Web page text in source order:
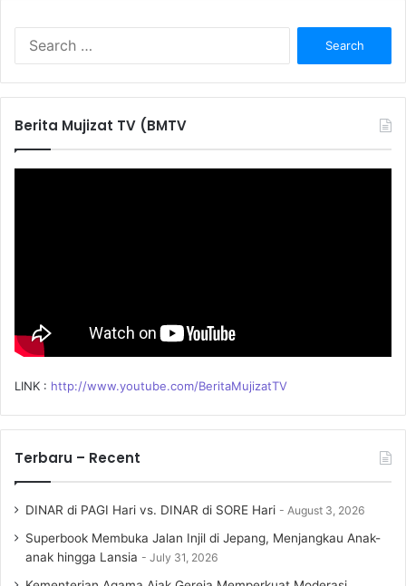
f
o
Berita Mujizat TV (BMTV
LINK : http://www.youtube.com/BeritaMujizatTV
Terbaru – Recent
DINAR di PAGI Hari vs. DINAR di SORE Hari August 3, 2026
Superbook Membuka Jalan Injil di Jepang, Menjangkau Anak-
anak hingga Lansia
July 31, 2026